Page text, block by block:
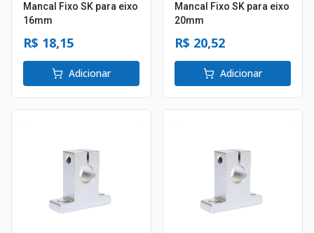
Mancal Fixo SK para eixo
16mm
R$ 18,15
Adicionar
Mancal Fixo SK para eixo
20mm
R$ 20,52
Adicionar